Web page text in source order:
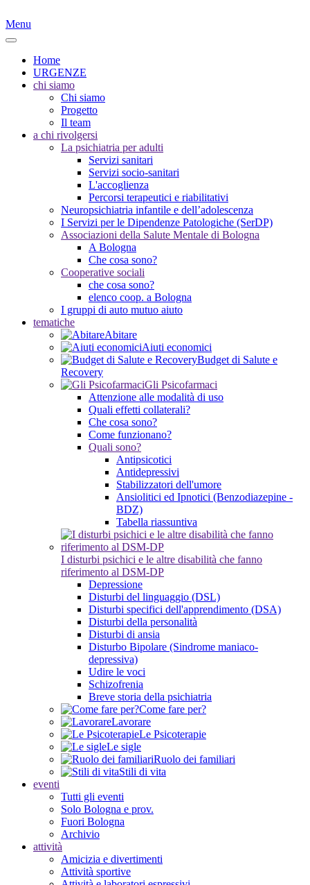
Menu
Home
URGENZE
chi siamo
Chi siamo
Progetto
Il team
a chi rivolgersi
La psichiatria per adulti
Servizi sanitari
Servizi socio-sanitari
L'accoglienza
Percorsi terapeutici e riabilitativi
Neuropsichiatria infantile e dell’adolescenza
I Servizi per le Dipendenze Patologiche (SerDP)
Associazioni della Salute Mentale di Bologna
A Bologna
Che cosa sono?
Cooperative sociali
che cosa sono?
elenco coop. a Bologna
I gruppi di auto mutuo aiuto
tematiche
Abitare
Aiuti economici
Budget di Salute e
Recovery
Gli Psicofarmaci
Attenzione alle modalità di uso
Quali effetti collaterali?
Che cosa sono?
Come funzionano?
Quali sono?
Antipsicotici
Antidepressivi
Stabilizzatori dell'umore
Ansiolitici ed Ipnotici (Benzodiazepine -
BDZ)
Tabella riassuntiva
I disturbi psichici e le altre disabilità che fanno
riferimento al DSM-DP
Depressione
Disturbi del linguaggio (DSL)
Disturbi specifici dell'apprendimento (DSA)
Disturbi della personalità
Disturbi di ansia
Disturbo Bipolare (Sindrome maniaco-
depressiva)
Udire le voci
Schizofrenia
Breve storia della psichiatria
Come fare per?
Lavorare
Le Psicoterapie
Le sigle
Ruolo dei familiari
Stili di vita
eventi
Tutti gli eventi
Solo Bologna e prov.
Fuori Bologna
Archivio
attività
Amicizia e divertimenti
Attività sportive